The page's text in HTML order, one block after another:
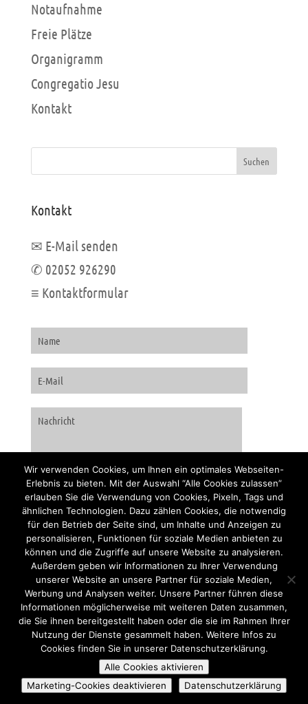
Notaufnahme
Freie Plätze
Organigramm
Congregatio Jesu
Kontakt
Suchen
Kontakt
✉ E-Mail senden
✆ 02052 926290
≡ Kontaktformular
@ 2020 Stiftung Mary WardKontakt |Impressum |
Hinweisgebersystem
Wir verwenden Cookies, um Ihnen ein optimales Webseiten-
Erlebnis zu bieten. Mit der Auswahl “Alle Cookies zulassen”
erlauben Sie die Verwendung von Cookies, Pixeln, Tags und
ähnlichen Technologien. Dazu zählen Cookies, die notwendig
für den Betrieb der Seite sind, um Inhalte und Anzeigen zu
personalisieren, Funktionen für soziale Medien anbieten zu
können und die Zugriffe auf unsere Website zu analysieren.
Außerdem geben wir Informationen zu Ihrer Verwendung
unserer Website an unsere Partner für soziale Medien,
Werbung und Analysen weiter. Unsere Partner führen diese
Informationen möglicherweise mit weiteren Daten zusammen,
die Sie ihnen bereitgestellt haben oder die sie im Rahmen Ihrer
Nutzung der Dienste gesammelt haben. Weitere Infos zu
Cookies finden Sie in unserer Datenschutzerklärung.
Alle Cookies aktivieren
Marketing-Cookies deaktivieren
Datenschutzerklärung